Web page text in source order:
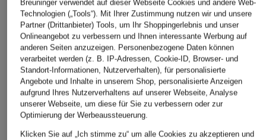
MAERZ MUENCHEN
Strick-Poloshirt aus
Merinowolle
CHF 100
Ursprünglich:CHF 179
MAERZ MUENCHEN
Strick-Poloshirt aus
Merinowolle
CHF 85
Ursprünglich:CHF 179
MAERZ
Jersey-
CHF 45
Breuninger verwendet auf dieser Webseite Cookies und andere Web-
Technologien („Tools“). Mit Ihrer Zustimmung nutzen wir und unsere
Partner (Drittanbieter) Tools, um Ihr Shoppingerlebnis und unser
Onlineangebot zu verbessern und Ihnen interessante Werbung auf
anderen Seiten anzuzeigen. Personenbezogene Daten können
verarbeitet werden (z. B. IP-Adressen, Cookie-ID, Browser- und
Standort-Informationen, Nutzerverhalten), für personalisierte
Angebote und Inhalte in unserem Shop, personalisierte Anzeigen
aufgrund Ihres Nutzerverhaltens auf unserer Webseite, Analyse
unserer Webseite, um diese für Sie zu verbessern oder zur
Optimierung der Werbeaussteuerung.
Klicken Sie auf „Ich stimme zu“ um alle Cookies zu akzeptieren und